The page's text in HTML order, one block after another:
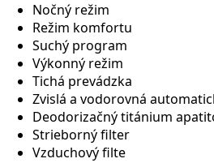
Nočný režim
Režim komfortu
Suchý program
Výkonný režim
Tichá prevádzka
Zvislá a vodorovná
Deodorizačný titánium
Strieborný filter
Vzduchový filte